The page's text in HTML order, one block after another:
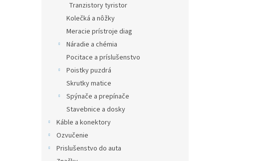
Tranzistory tyristor
Kolečká a nôžky
Meracie prístroje diag
Náradie a chémia
Pocitace a príslušenstvo
Poistky puzdrá
Skrutky matice
Spýnače a prepínače
Stavebnice a dosky
Káble a konektory
Ozvučenie
Prislušenstvo do auta